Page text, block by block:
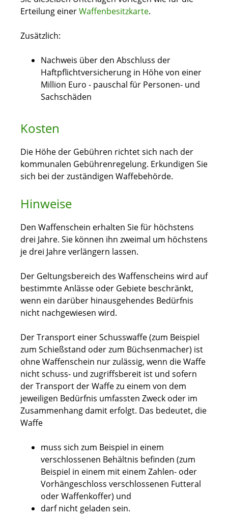
Erteilung einerWaffenbesitzkarte.
Zusätzlich:
Nachweis über den Abschluss der
Haftpflichtversicherung in Höhe von einer
Million Euro - pauschal für Personen- und
Sachschäden
Kosten
Die Höhe der Gebühren richtet sich nach der
kommunalen Gebührenregelung. Erkundigen Sie
sich bei der zuständigen Waffebehörde.
Hinweise
Den Waffenschein erhalten Sie für höchstens
drei Jahre. Sie können ihn zweimal um höchstens
je drei Jahre verlängern lassen.
Der Geltungsbereich des Waffenscheins wird auf
bestimmte Anlässe oder Gebiete beschränkt,
wenn ein darüber hinausgehendes Bedürfnis
nicht nachgewiesen wird.
Der Transport einer Schusswaffe (zum Beispiel
zum Schießstand oder zum Büchsenmacher) ist
ohne Waffenschein nur zulässig, wenn die Waffe
nicht schuss- und zugriffsbereit ist und sofern
der Transport der Waffe zu einem von dem
jeweiligen Bedürfnis umfassten Zweck oder im
Zusammenhang damit erfolgt. Das bedeutet, die
Waffe
muss sich zum Beispiel in einem
verschlossenen Behältnis befinden (zum
Beispiel in einem mit einem Zahlen- oder
Vorhängeschloss verschlossenen Futteral
oder Waffenkoffer) und
darf nicht geladen sein.